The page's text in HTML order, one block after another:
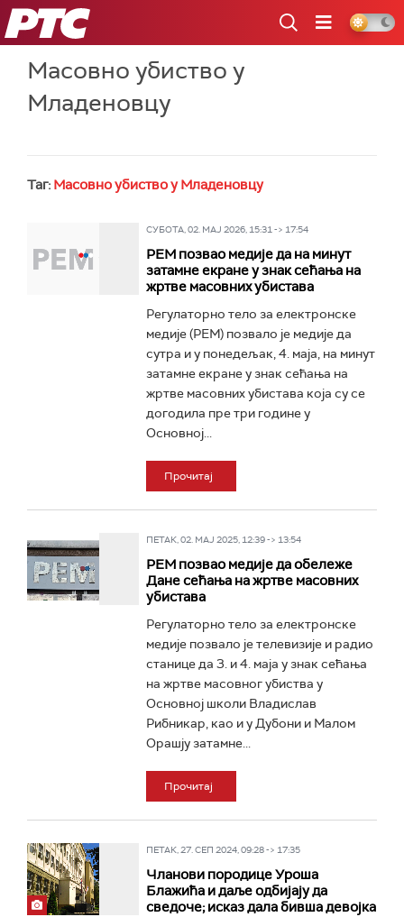
РТС
Масовно убиство у
Младеновцу
Таг: Масовно убиство у Младеновцу
СУБОТА, 02. МАЈ 2026, 15:31 -> 17:54
РЕМ позвао медије да на минут
затамне екране у знак сећања на
жртве масовних убистава
Регулаторно тело за електронске
медије (РЕМ) позвало је медије да
сутра и у понедељак, 4. маја, на минут
затамне екране у знак сећања на
жртве масовних убистава која су се
догодила пре три године у
Основној...
Прочитај
ПЕТАК, 02. МАЈ 2025, 12:39 -> 13:54
РЕМ позвао медије да обележе
Дане сећања на жртве масовних
убистава
Регулаторно тело за електронске
медије позвало је телевизије и радио
станице да 3. и 4. маја у знак сећања
на жртве масовног убиства у
Основној школи Владислав
Рибникар, као и у Дубони и Малом
Орашју затамне...
Прочитај
ПЕТАК, 27. СЕП 2024, 09:28 -> 17:35
Чланови породице Уроша
Блажића и даље одбијају да
сведоче; исказ дала бивша девојка